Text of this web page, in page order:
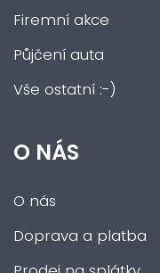
Firemní akce
Půjčení auta
Vše ostatní :-)
O NÁS
O nás
Doprava a platba